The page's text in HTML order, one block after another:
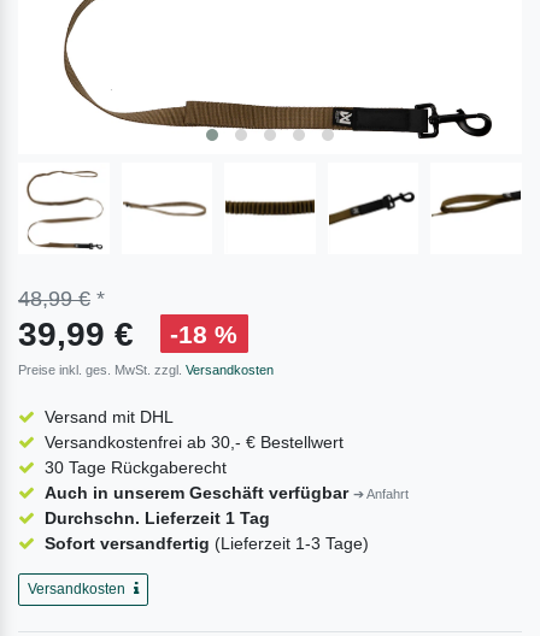
48,99 € *
39,99 € -18 %
Preise inkl. ges. MwSt. zzgl. Versandkosten
Versand mit DHL
Versandkostenfrei ab 30,- € Bestellwert
30 Tage Rückgaberecht
Auch in unserem Geschäft verfügbar ➔ Anfahrt
Durchschn. Lieferzeit 1 Tag
Sofort versandfertig (Lieferzeit 1-3 Tage)
Versandkosten